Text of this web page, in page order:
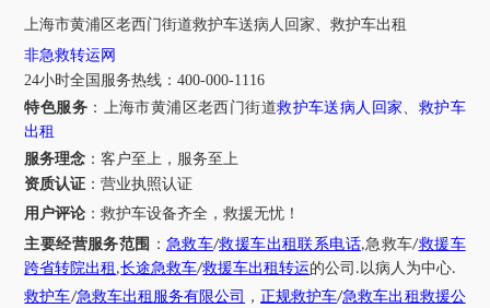
上海市黄浦区老西门街道救护车送病人回家、救护车出租
非急救转运网
24小时全国服务热线 ：400-000-1116
特色服务 ： 上海市黄浦区老西门街道救护车送病人回家、 救护车
出租
服务理念 ：客户至上，服务至上
资质认证 ：营业执照认证
用户评论 ：救护车设备齐全，救援无忧！
主要经营服务范围 ： 急救车/救援车出租联系电话,急救车/救援车
跨省转院出租 ,长途急救车/救援车出租转运的公司 . 以病人为中心.
救护车/急救车出租服务有限公司 ， 正规救护车/急救车出租救援公